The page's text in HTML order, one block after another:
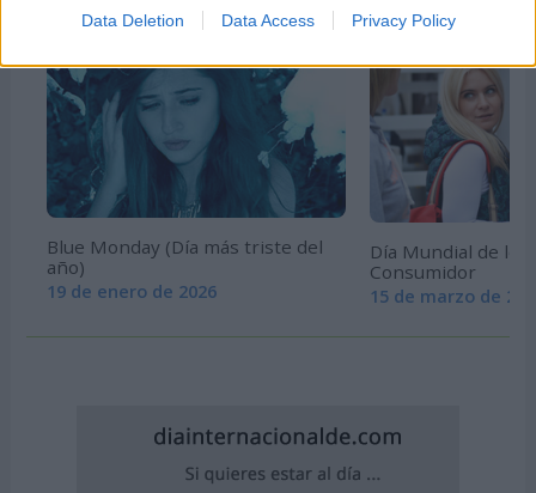
Data Deletion Data Access Privacy Policy
Blue Monday (Día más triste del
año)
19 de enero de 2026
Día Mundial de
Consumidor
15 de marzo de